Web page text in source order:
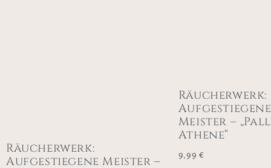
Räucherwerk:
Aufgestiegene Meister –
Räucherwerk:
Aufgestiegene
Meister –
Athene“
9,99 €